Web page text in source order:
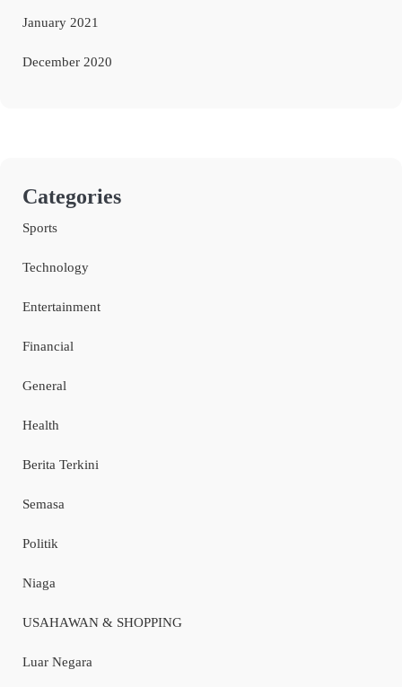
January 2021
December 2020
Categories
Sports
Technology
Entertainment
Financial
General
Health
Berita Terkini
Semasa
Politik
Niaga
USAHAWAN & SHOPPING
Luar Negara